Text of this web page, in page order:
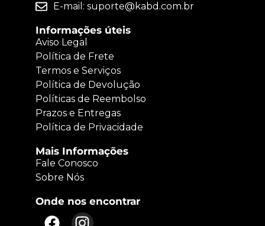
E-mail: suporte@kabd.com.br
Informações úteis
Aviso Legal
Política de Frete
Termos e Serviços
Política de Devolução
Políticas de Reembolso
Prazos e Entregas
Política de Privacidade
Mais Informações
Fale Conosco
Sobre Nós
Onde nos encontrar